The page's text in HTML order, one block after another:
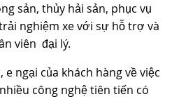
sản, thủy hải sản, phục vụ
nghiệm xe với sự hỗ trợ và
viên đại lý.
ngại của khách hàng về việc
công nghệ tiên tiến có